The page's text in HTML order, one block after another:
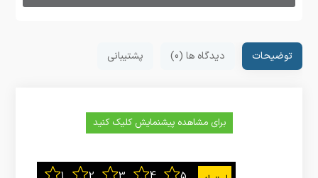
توضیحات دیدگاه ها (0) پشتیبانی
برای مشاهده پیشنمایش کلیک کنید